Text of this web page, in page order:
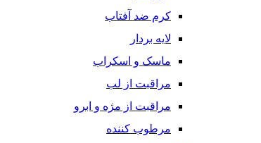
کرم ضد آفتاب
لایه بردار
ماسک و اسکراب
مراقبت از لب
مراقبت از مژه و ابرو
مرطوب کننده